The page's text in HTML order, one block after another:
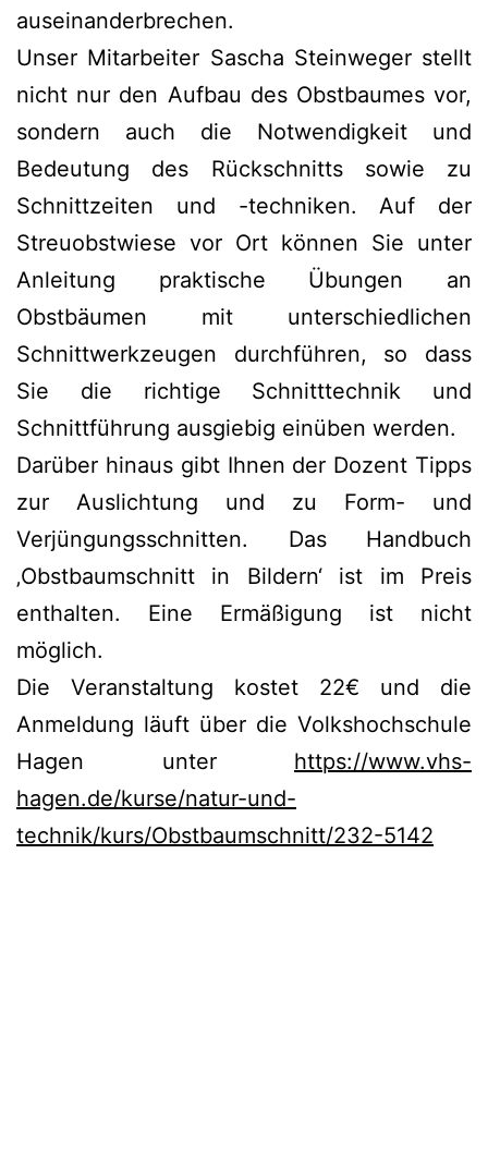
auseinanderbrechen.
Unser Mitarbeiter Sascha Steinweger stellt
nicht nur den Aufbau des Obstbaumes vor,
sondern auch die Notwendigkeit und
Bedeutung des Rückschnitts sowie zu
Schnittzeiten und -techniken. Auf der
Streuobstwiese vor Ort können Sie unter
Anleitung praktische Übungen an
Obstbäumen mit unterschiedlichen
Schnittwerkzeugen durchführen, so dass
Sie die richtige Schnitttechnik und
Schnittführung ausgiebig einüben werden.
Darüber hinaus gibt Ihnen der Dozent Tipps
zur Auslichtung und zu Form- und
Verjüngungsschnitten. Das Handbuch
‚Obstbaumschnitt in Bildern‘ ist im Preis
enthalten. Eine Ermäßigung ist nicht
möglich.
Die Veranstaltung kostet 22€ und die
Anmeldung läuft über die Volkshochschule
Hagen unter https://www.vhs-
hagen.de/kurse/natur-und-
technik/kurs/Obstbaumschnitt/232-5142